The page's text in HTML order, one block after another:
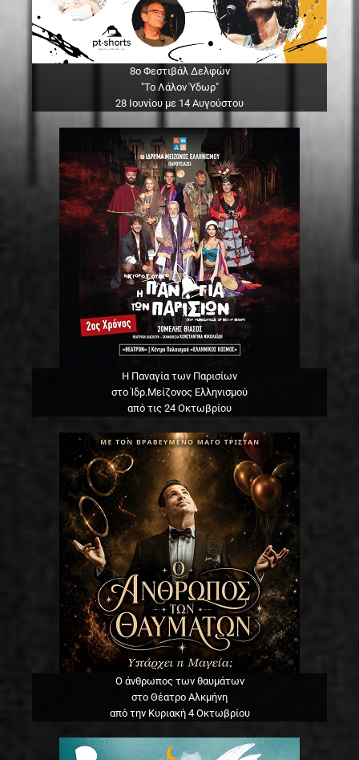
8ο Φεστιβάλ Δελφών
"Το Λάλον Ύδωρ"
28 Ιουνίου με 14 Αυγούστου
Η Παναγία των Παρισίων
στο Ίδρ.Μείζονος Ελληνισμού
από τις 24 Οκτωβρίου
Ο άνθρωπος των θαυμάτων
στο Θέατρο Αλκμήνη
από την Κυριακή 4 Οκτωβρίου